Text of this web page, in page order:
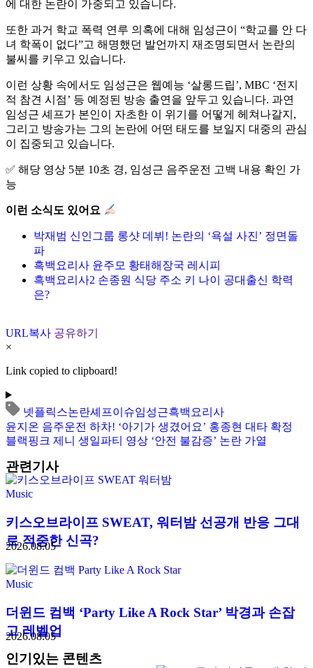
에 대한 논란이 가중되고 있습니다.
또한 과거 학교 폭력 연루 의혹에 대해 임성근이 “학교를 안 다
녀 학폭이 없다”고 해명했던 발언까지 재조명되면서 논란의
불씨를 키우고 있습니다.
이런 상황 속에서도 임성근은 웹예능 ‘살롱드립’, MBC ‘전지
적 참견 시점’ 등 예정된 방송 출연을 앞두고 있습니다. 과연
임성근 셰프가 본인이 자초한 이 위기를 어떻게 헤쳐나갈지,
그리고 방송가는 그의 논란에 어떤 태도를 보일지 대중의 관심
이 집중되고 있습니다.
✅ 해당 영상 5분 10초 경, 임성근 음주운전 고백 내용 확인 가
능
이런 소식도 있어요
박재범 신인그룹 롱샷 데뷔! 논란의 ‘욕설 사진’ 정면돌
파
흑백요리사 윤주모 황태해장국 레시피
흑백요리사2 손종원 식당 주소 키 나이 공대출신 학력
은?
URL복사 공유하기
×
Link copied to clipboard!
넷플릭스논란셰프이슈임성근흑백요리사
윤지온 음주운전 하차! ‘아기가 생겼어요’ 홍종현 대타 확정
블랙핑크 제니 생일파티 영상 ‘안전 불감증’ 논란 가열
관련기사
Music
키스오브라이프 SWEAT, 워터밤 선공개 반응 그대
로 적중한 신곡?
2026.08.05
Music
더윈드 컴백 ‘Party Like A Rock Star’ 박경과 손잡
고 레벨업
2026.08.05
인기있는 콘텐츠